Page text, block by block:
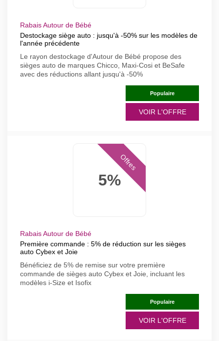
Rabais Autour de Bébé
Destockage siège auto : jusqu'à -50% sur les modèles de
l'année précédente
Le rayon destockage d'Autour de Bébé propose des
sièges auto de marques Chicco, Maxi-Cosi et BeSafe
avec des réductions allant jusqu'à -50%
Populaire
VOIR L'OFFRE
5%
Offres
Rabais Autour de Bébé
Première commande : 5% de réduction sur les sièges
auto Cybex et Joie
Bénéficiez de 5% de remise sur votre première
commande de sièges auto Cybex et Joie, incluant les
modèles i-Size et Isofix
Populaire
VOIR L'OFFRE